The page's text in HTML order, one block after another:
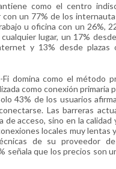
como el centro
con un 77% de los
u oficina con un 26%,
lugar, un 17%
y 13% desde plazas
Fi domina como el método
como conexión primaria
43% de los usuarios
Las barreras
de acceso, sino en la calidad
locales muy lentas
de su proveedor
señala que los precios son